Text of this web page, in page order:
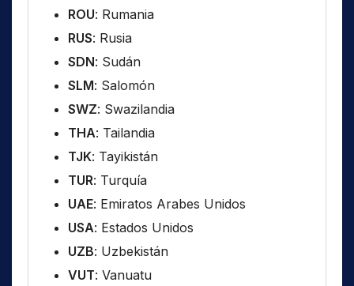
ROU: Rumania
RUS: Rusia
SDN: Sudán
SLM: Salomón
SWZ: Swazilandia
THA: Tailandia
TJK: Tayikistán
TUR: Turquía
UAE: Emiratos Arabes Unidos
USA: Estados Unidos
UZB: Uzbekistán
VUT: Vanuatu